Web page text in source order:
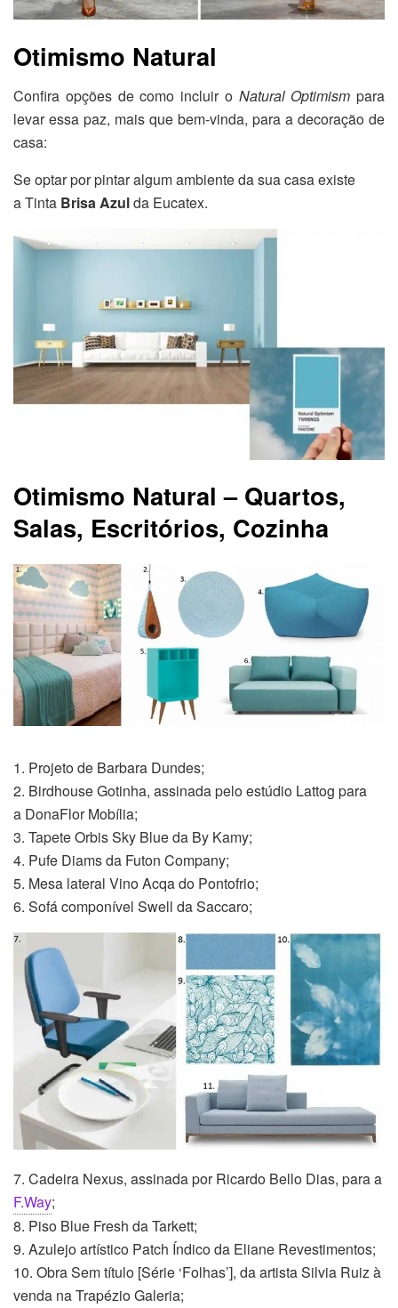
Otimismo Natural
Confira opções de como incluir o Natural Optimism para
levar essa paz, mais que bem-vinda, para a decoração de
casa:
Se optar por pintar algum ambiente da sua casa existe
a Tinta Brisa Azulda Eucatex.
Otimismo Natural – Quartos,
Salas, Escritórios, Cozinha
1. Projeto de Barbara Dundes;
2. Birdhouse Gotinha, assinada pelo estúdio Lattog para
a DonaFlor Mobília;
3. Tapete Orbis Sky Blue da By Kamy;
4. Pufe Diams da Futon Company;
5. Mesa lateral Vino Acqa do Pontofrio;
6. Sofá componível Swell da Saccaro;
7. Cadeira Nexus, assinada por Ricardo Bello Dias, para a
F.Way;
8. Piso Blue Fresh da Tarkett;
9. Azulejo artístico Patch Índico da Eliane Revestimentos;
10. Obra Sem título [Série ‘Folhas’], da artista Silvia Ruiz à
venda na Trapézio Galeria;